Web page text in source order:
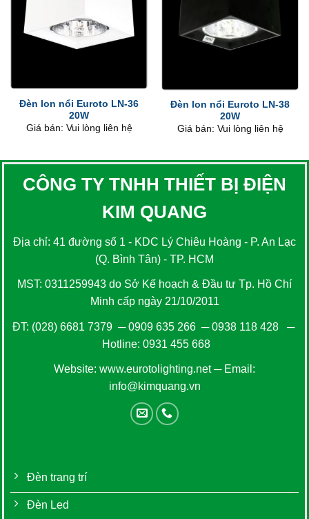
Đèn lon nổi Euroto LN-36
20W
Giá bán: Vui lòng liên hệ
Đèn lon nổi Euroto LN-38
20W
Giá bán: Vui lòng liên hệ
CÔNG TY TNHH THIẾT BỊ ĐIỆN
KIM QUANG
Địa chỉ: 41 đường số 1 - KDC Lý Chiêu Hoàng - P. An Lạc
(Q. Bình Tân) - TP. HCM
MST: 0311259943 do Sở Kế hoạch & Đầu tư Tp. Hồ Chí
Minh cấp ngày 21/10/2011
ĐT: (028) 6681 7379 ─0909 635 266─0938 118 428─
Hotline: 0931 455 668
Website: www.eurotolighting.net─ Email:
info@kimquang.vn
Đèn trang trí
Đèn Led